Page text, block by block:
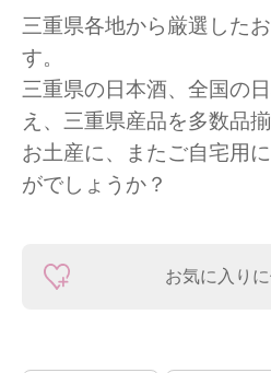
三重県各地から厳選した
す。
三重県の日本酒、全国の
え、三重県産品を多数品揃
お土産に、またご自宅用
がでしょうか？
お気に入り